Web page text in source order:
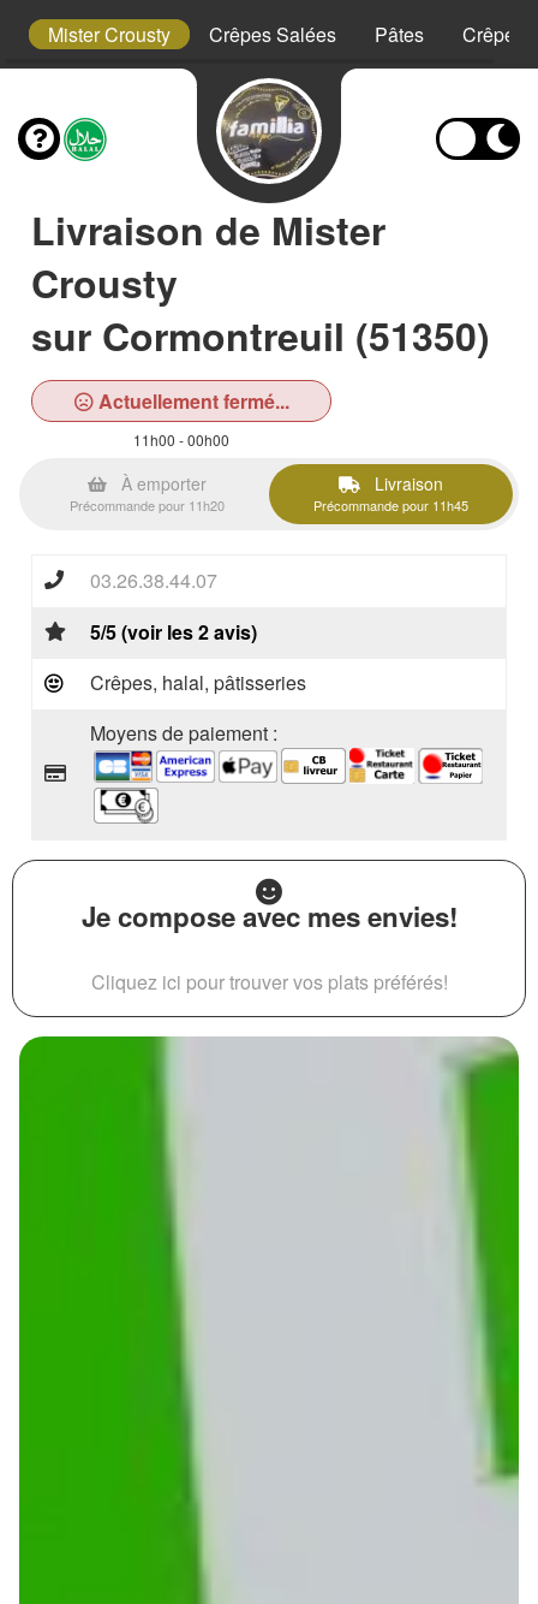
Mister Crousty Crêpes Salées Pâtes Crêpes
Livraison de Mister
Crousty
sur Cormontreuil (51350)
Actuellement fermé...
11h00 - 00h00
À emporter
Précommande pour 11h20
Livraison
Précommande pour 11h45
03.26.38.44.07
5/5 (voir les 2 avis)
Crêpes, halal, pâtisseries
Moyens de paiement :
Je compose avec mes envies!
Cliquez ici pour trouver vos plats préférés!